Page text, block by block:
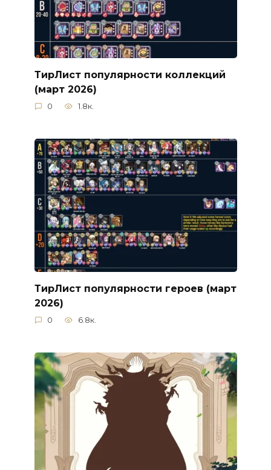
ТирЛист популярности коллекций
(март 2026)
0 1.8к.
ТирЛист популярности героев (март
2026)
0 6.8к.